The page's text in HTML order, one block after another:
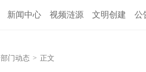
新闻中心 视频涟源 文明创建 公
部门动态 > 正文